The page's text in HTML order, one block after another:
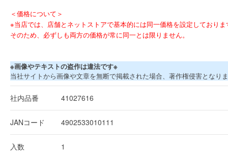
＜価格について＞
※当店では、店舗とネットストアで基本的には同一価格を設定しており
そのため、必ずしも両方の価格が常に同一とは限りません。
※画像やテキストの盗作は違法です※
当社サイトから画像や文章を無断で掲載された場合、著作権侵害となり
社内品番 41027616
JANコード 4902533010111
入数 1